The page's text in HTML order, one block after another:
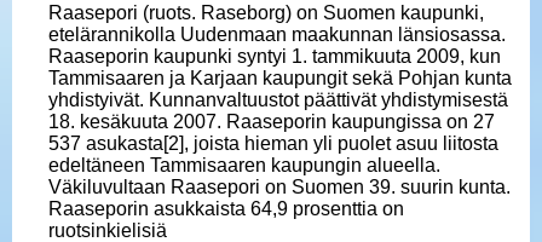
Raasepori (ruots. Raseborg) on Suomen kaupunki,
etelärannikolla Uudenmaan maakunnan länsiosassa.
Raaseporin kaupunki syntyi 1. tammikuuta 2009, kun
Tammisaaren ja Karjaan kaupungit sekä Pohjan kunta
yhdistyivät. Kunnanvaltuustot päättivät yhdistymisestä
18. kesäkuuta 2007. Raaseporin kaupungissa on 27
537 asukasta[2], joista hieman yli puolet asuu liitosta
edeltäneen Tammisaaren kaupungin alueella.
Väkiluvultaan Raasepori on Suomen 39. suurin kunta.
Raaseporin asukkaista 64,9 prosenttia on
ruotsinkielisiä